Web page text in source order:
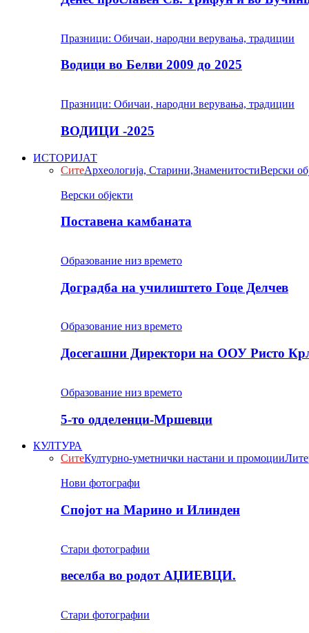
Празници: Обичаи, народни верувања, традиции
Водици во Белви 2009 до 2025
Празници: Обичаи, народни верувања, традиции
ВОДИЦИ -2025
ИСТОРИЈАТ
СитеАрхеологија, Старини,ЗнаменитостиВерски
Верски објекти
Поставена камбаната
Образование низ времето
Доградба на училиштето Гоце Делчев
Образование низ времето
Досегашни Директори на ООУ Ристо
Образование низ времето
5-то одделенци-Мршевци
КУЛТУРА
СитеКултурно-уметнички настани и промоции
Нови фотографи
Спојот на Марино и Илинден
Стари фотографии
веселба во родот АЏИЕВЦИ.
Стари фотографии